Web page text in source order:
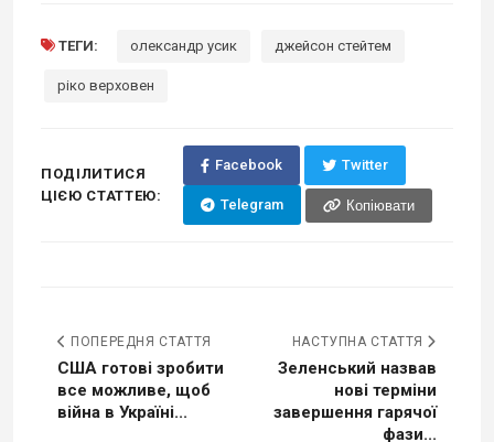
ТЕГИ: олександр усик джейсон стейтем
ріко верховен
ПОДІЛИТИСЯ
ЦІЄЮ СТАТТЕЮ:
Facebook Twitter
Telegram Копіювати
ПОПЕРЕДНЯ СТАТТЯ
США готові зробити
все можливе, щоб
війна в Україні...
НАСТУПНА СТАТТЯ
Зеленський назвав
нові терміни
завершення гарячої
фази...